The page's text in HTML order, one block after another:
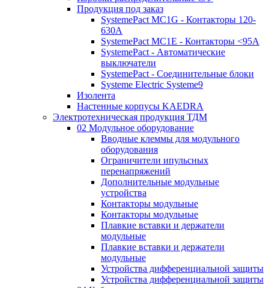
Продукция под заказ
SystemePact MC1G - Контакторы 120-
630A
SystemePact MC1E - Контакторы <95A
SystemePact - Автоматические
выключатели
SystemePact - Соединительные блоки
Systeme Electric Systeme9
Изолента
Настенные корпусы KAEDRA
Электротехническая продукция ТДМ
02 Модульное оборудование
Вводные клеммы для модульного
оборудования
Ограничители ипульсных
перенапряжений
Дополнительные модульные
устройства
Контакторы модульные
Контакторы модульные
Плавкие вставки и держатели
модульные
Плавкие вставки и держатели
модульные
Устройства дифференциальной защиты
Устройства дифференциальной защиты